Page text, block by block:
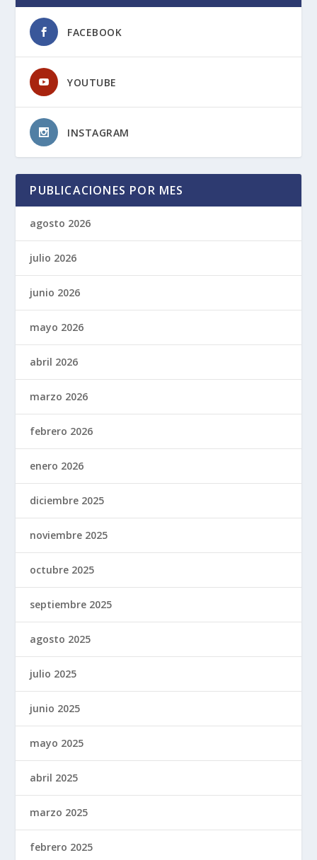
FACEBOOK
YOUTUBE
INSTAGRAM
PUBLICACIONES POR MES
agosto 2026
julio 2026
junio 2026
mayo 2026
abril 2026
marzo 2026
febrero 2026
enero 2026
diciembre 2025
noviembre 2025
octubre 2025
septiembre 2025
agosto 2025
julio 2025
junio 2025
mayo 2025
abril 2025
marzo 2025
febrero 2025